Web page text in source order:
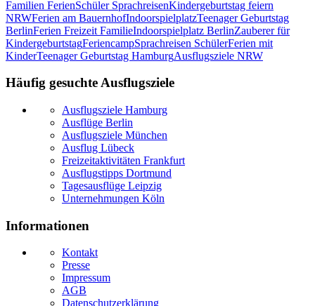
Familien FerienSchüler SprachreisenKindergeburtstag feiern
NRWFerien am BauernhofIndoorspielplatzTeenager Geburtstag
BerlinFerien Freizeit FamilieIndoorspielplatz BerlinZauberer für
KindergeburtstagFeriencampSprachreisen SchülerFerien mit
KinderTeenager Geburtstag HamburgAusflugsziele NRW
Häufig gesuchte Ausflugsziele
Ausflugsziele Hamburg
Ausflüge Berlin
Ausflugsziele München
Ausflug Lübeck
Freizeitaktivitäten Frankfurt
Ausflugstipps Dortmund
Tagesausflüge Leipzig
Unternehmungen Köln
Informationen
Kontakt
Presse
Impressum
AGB
Datenschutzerklärung